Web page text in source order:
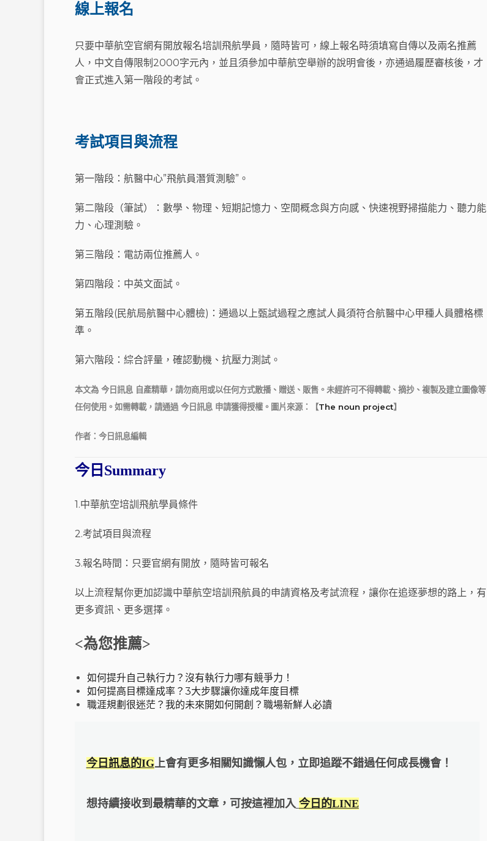
線上報名
只要中華航空官網有開放報名培訓飛航學員，隨時皆可，線上報名時須填寫自傳以及兩名推薦
人，中文自傳限制2000字元內，並且須參加中華航空舉辦的說明會後，亦通過履歷審核後，才
會正式進入第一階段的考試。
考試項目與流程
第一階段：航醫中心”飛航員潛質測驗”。
第二階段（筆試）：數學、物理、短期記憶力、空間概念與方向感、快速視野掃描能力、聽力能
力、心理測驗。
第三階段：電訪兩位推薦人。
第四階段：中英文面試。
第五階段(民航局航醫中心體檢)：通過以上甄試過程之應試人員須符合航醫中心甲種人員體格標
準。
第六階段：綜合評量，確認動機、抗壓力測試。
本文為 今日訊息 自產精華，請勿商用或以任何方式散播、贈送、販售。未經許可不得轉載、摘抄、複製及建立圖像等
任何使用。如需轉載，請通過 今日訊息 申請獲得授權。圖片來源：【The noun project】
作者：今日訊息編輯
今日Summary
1.中華航空培訓飛航學員條件
2.考試項目與流程
3.報名時間：只要官網有開放，隨時皆可報名
以上流程幫你更加認識中華航空培訓飛航員的申請資格及考試流程，讓你在追逐夢想的路上，有
更多資訊、更多選擇。
<為您推薦>
如何提升自己執行力？沒有執行力哪有競爭力！
如何提高目標達成率？3大步驟讓你達成年度目標
職涯規劃很迷茫？我的未來開如何開創？職場新鮮人必讀
今日訊息的IG上會有更多相關知識懶人包，立即追蹤不錯過任何成長機會！
想持續接收到最精華的文章，可按這裡加入 今日的LINE